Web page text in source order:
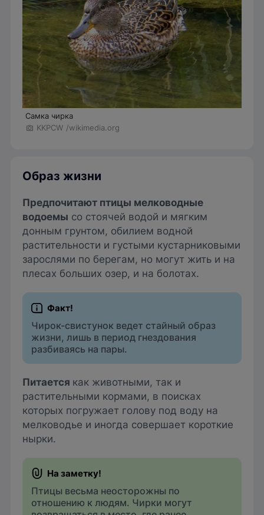
Самка чирка
KKPCW /wikimedia.org
Образ жизни
Предпочитают птицы мелководные
водоемы со стоячей водой и мягким
донным грунтом, обилием водной
растительности и густыми кустарниковыми
зарослями по берегам, но могут жить и на
плесах больших озер, и на болотах.
Чирок-свистунок ведет стайный образ
жизни, лишь в период гнездования
разбиваясь на пары.
Питается как животными, так и
растительными кормами, в поисках
которых погружает голову под воду на
мелководье и иногда совершает короткие
нырки.
Птицы весьма неосторожны по
отношению к людям. Чирки могут